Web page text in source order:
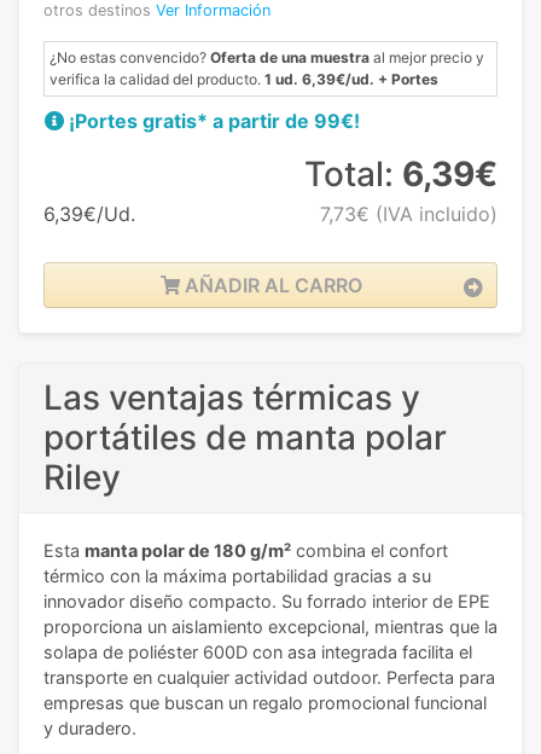
otros destinos Ver Información
¿No estas convencido? Oferta de una muestra al mejor precio y
verifica la calidad del producto. 1 ud. 6,39€/ud. + Portes
¡Portes gratis* a partir de 99€!
6,39€/Ud.
Total: 6,39€
7,73€ (IVA incluido)
AÑADIR AL CARRO
Las ventajas térmicas y
portátiles de manta polar
Riley
Esta manta polar de 180 g/m² combina el confort
térmico con la máxima portabilidad gracias a su
innovador diseño compacto. Su forrado interior de EPE
proporciona un aislamiento excepcional, mientras que la
solapa de poliéster 600D con asa integrada facilita el
transporte en cualquier actividad outdoor. Perfecta para
empresas que buscan un regalo promocional funcional
y duradero.